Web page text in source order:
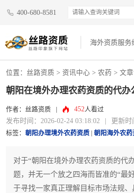
400-680-8581
海外资质服务
位置： 丝路资质 > 资讯中心 > 农药 > 文
朝阳在境外办理农药资质的代办
作者：丝路资质 452人看过
发布时间：2026-02-24 03:18:02 更新时
标签： 朝阳办理境外农药资质 朝阳海外农
对于“朝阳在境外办理农药资质的代
题，并无一个放之四海而皆准的“最
于寻找一家真正理解目标市场法规